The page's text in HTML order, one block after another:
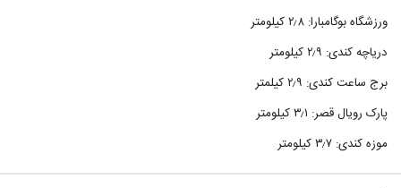
ورزشگاه بوگامبارا: ۲٫۸ کیلومتر
دریاچه کندی: ۲٫۹ کیلومتر
برج ساعت کندی: ۲٫۹ کیلمتر
پارک رویال قصر: ۳٫۱ کیلومتر
موزه کندی: ۳٫۷ کیلومتر